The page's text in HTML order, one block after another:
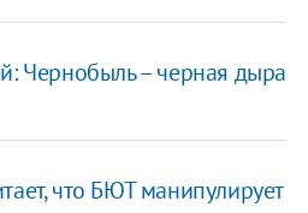
Чернобыль – черная дыра
что БЮТ манипулирует